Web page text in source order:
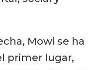
Mowi se ha
primer lugar,